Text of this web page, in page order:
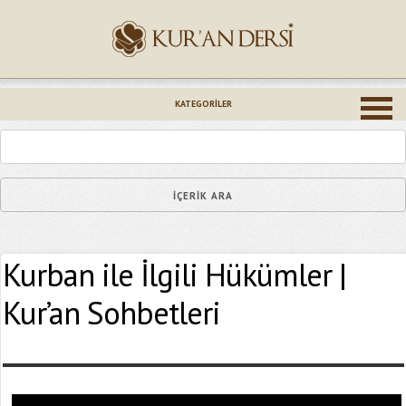
KATEGORILER
Kurban ile İlgili Hükümler |
Kur’an Sohbetleri
Epostanız (*)
Yaşadığınız Hatanın Ayrıntıları